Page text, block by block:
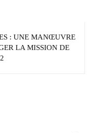
: UNE MANŒUVRE
LA MISSION DE